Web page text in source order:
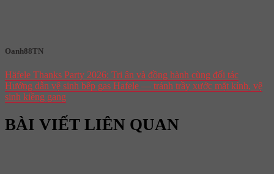
Oanh88TN
Häfele Thanks Party 2026: Tri ân và đồng hành cùng đối tác
Hướng dẫn vệ sinh bếp gas Hafele — tránh trầy xước mặt kính, vệ
sinh kiềng gang
BÀI VIẾT LIÊN QUAN